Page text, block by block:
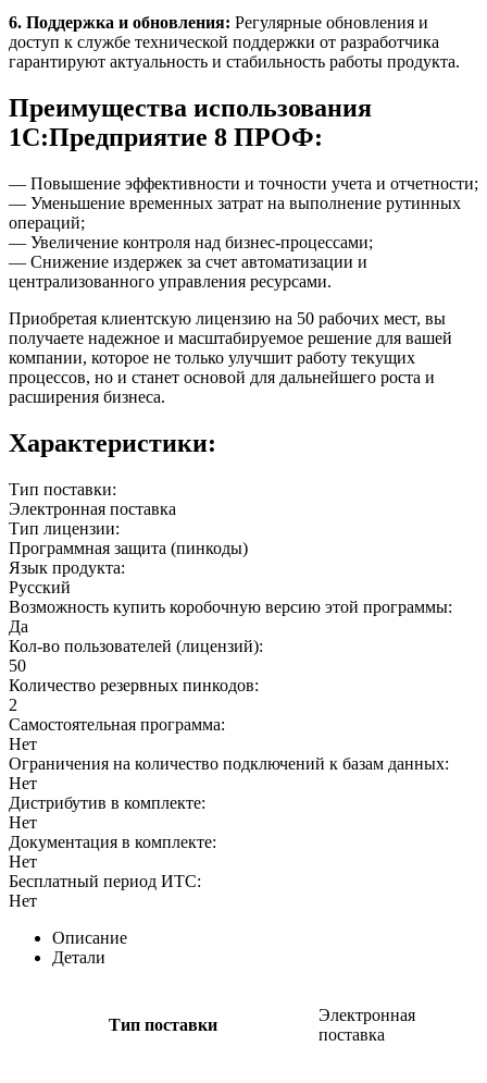
6. Поддержка и обновления: Регулярные обновления и
доступ к службе технической поддержки от разработчика
гарантируют актуальность и стабильность работы продукта.
Преимущества использования
1С:Предприятие 8 ПРОФ:
— Повышение эффективности и точности учета и отчетности;
— Уменьшение временных затрат на выполнение рутинных
операций;
— Увеличение контроля над бизнес-процессами;
— Снижение издержек за счет автоматизации и
централизованного управления ресурсами.
Приобретая клиентскую лицензию на 50 рабочих мест, вы
получаете надежное и масштабируемое решение для вашей
компании, которое не только улучшит работу текущих
процессов, но и станет основой для дальнейшего роста и
расширения бизнеса.
Характеристики:
Тип поставки:
Электронная поставка
Тип лицензии:
Программная защита (пинкоды)
Язык продукта:
Русский
Возможность купить коробочную версию этой программы:
Да
Кол-во пользователей (лицензий):
50
Количество резервных пинкодов:
2
Самостоятельная программа:
Нет
Ограничения на количество подключений к базам данных:
Нет
Дистрибутив в комплекте:
Нет
Документация в комплекте:
Нет
Бесплатный период ИТС:
Нет
Описание
Детали
Тип поставки
Электронная
поставка